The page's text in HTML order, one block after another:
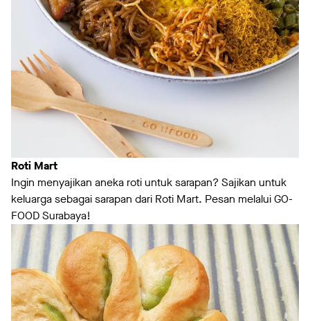
Roti Mart
Ingin menyajikan aneka roti untuk sarapan? Sajikan untuk
keluarga sebagai sarapan dari Roti Mart. Pesan melalui GO-
FOOD Surabaya!